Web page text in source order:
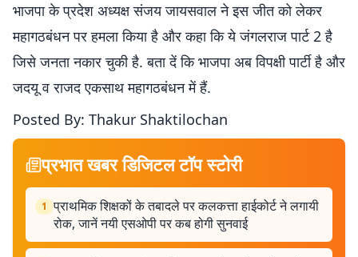
भाजपा के प्रदेश अध्यक्ष संजय जायसवाल ने इस जीत को लेकर
महागठबंधन पर हमला किया है और कहा कि ये जंगलराज पार्ट 2 है
जिसे जनता नकार चुकी है. बता दें कि भाजपा अब विपक्षी पार्टी है और
जदयू व राजद एकसाथ महागठबंधन में हैं.
Posted By: Thakur Shaktilochan
प्रभात खबर डिजिटल टॉप स्टोरी
1 प्राथमिक शिक्षकों के तबादले पर कलकत्ता हाईकोर्ट ने लगायी
रोक, जानें नयी एसओपी पर कब होगी सुनवाई